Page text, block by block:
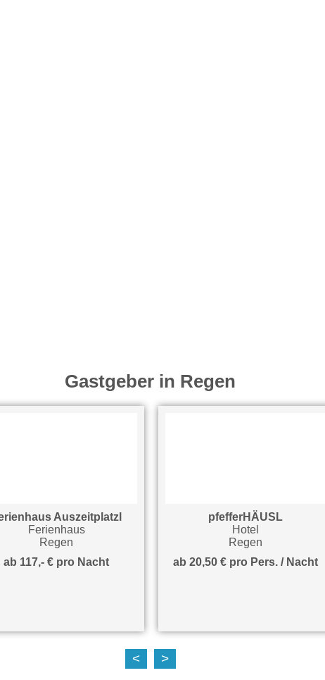
Gastgeber in Regen
Auszeitplatzl
Ferienhaus
Regen
ab 117,- € pro Nacht
pfefferHÄUSL
Hotel
Regen
ab 20,50 € pro Pers. / Nacht
< >